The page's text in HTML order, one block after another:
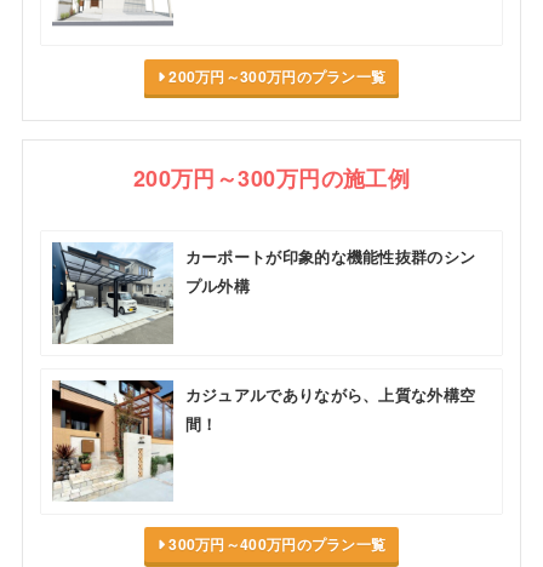
200万円～300万円のプラン一覧
200万円～300万円の施工例
カーポートが印象的な機能性抜群のシン
プル外構
カジュアルでありながら、上質な外構空
間！
300万円～400万円のプラン一覧